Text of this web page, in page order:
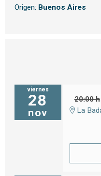
Origen: Buenos Aires
viernes
28
nov
20:00 h
La